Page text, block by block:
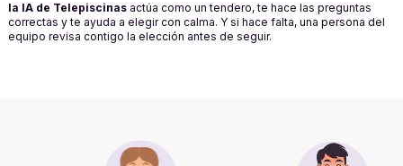
la IA de Telepiscinas actúa como un tendero, te hace las preguntas
correctas y te ayuda a elegir con calma. Y si hace falta, una persona del
equipo revisa contigo la elección antes de seguir.